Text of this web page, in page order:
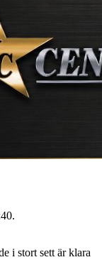
.
i stort sett är klara